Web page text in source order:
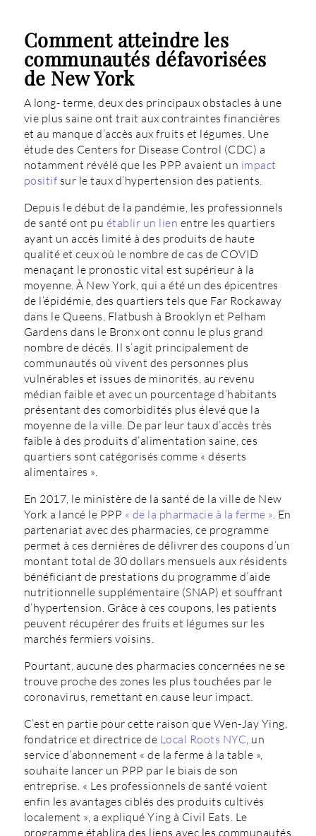
Comment atteindre les
communautés défavorisées
de New York
A long- terme, deux des principaux obstacles à une
vie plus saine ont trait aux contraintes financières
et au manque d’accès aux fruits et légumes. Une
étude des Centers for Disease Control (CDC) a
notamment révélé que les PPP avaient un impact
positif sur le taux d’hypertension des patients.
Depuis le début de la pandémie, les professionnels
de santé ont pu établir un lien entre les quartiers
ayant un accès limité à des produits de haute
qualité et ceux où le nombre de cas de COVID
menaçant le pronostic vital est supérieur à la
moyenne. À New York, qui a été un des épicentres
de l’épidémie, des quartiers tels que Far Rockaway
dans le Queens, Flatbush à Brooklyn et Pelham
Gardens dans le Bronx ont connu le plus grand
nombre de décès. Il s’agit principalement de
communautés où vivent des personnes plus
vulnérables et issues de minorités, au revenu
médian faible et avec un pourcentage d’habitants
présentant des comorbidités plus élevé que la
moyenne de la ville. De par leur taux d’accès très
faible à des produits d’alimentation saine, ces
quartiers sont catégorisés comme « déserts
alimentaires ».
En 2017, le ministère de la santé de la ville de New
York a lancé le PPP « de la pharmacie à la ferme ». En
partenariat avec des pharmacies, ce programme
permet à ces dernières de délivrer des coupons d’un
montant total de 30 dollars mensuels aux résidents
bénéficiant de prestations du programme d’aide
nutritionnelle supplémentaire (SNAP) et souffrant
d’hypertension. Grâce à ces coupons, les patients
peuvent récupérer des fruits et légumes sur les
marchés fermiers voisins.
Pourtant, aucune des pharmacies concernées ne se
trouve proche des zones les plus touchées par le
coronavirus, remettant en cause leur impact.
C’est en partie pour cette raison que Wen-Jay Ying,
fondatrice et directrice de Local Roots NYC, un
service d’abonnement « de la ferme à la table »,
souhaite lancer un PPP par le biais de son
entreprise. « Les professionnels de santé voient
enfin les avantages ciblés des produits cultivés
localement », a expliqué Ying à Civil Eats. Le
programme établira des liens avec les communautés